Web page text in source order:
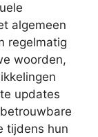
algemeen
regelmatig
woorden,
updates
tijdens hun